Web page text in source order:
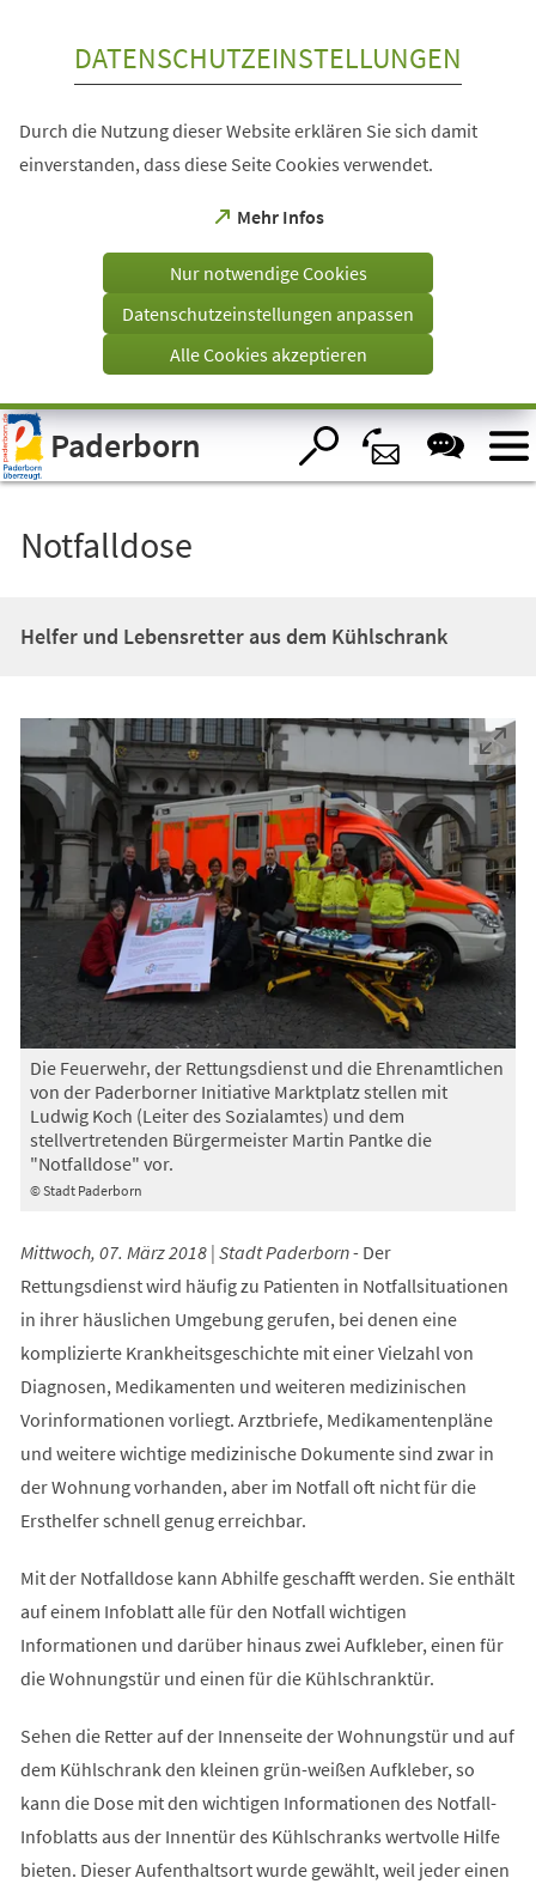
Visuelle
Assistenzsoftware
öffnen.
DATENSCHUTZEINSTELLUNGEN
Durch die Nutzung dieser Website erklären Sie sich damit
einverstanden, dass diese Seite Cookies verwendet.
Mehr Infos
(Öffnet
einem
Tab)
Nur notwendige Cookies
Datenschutzeinstellungen anpassen
Alle Cookies akzeptieren
Paderborn
Notfalldose
Helfer und Lebensretter aus dem Kühlschrank
© Stadt Paderborn
Die Feuerwehr, der Rettungsdienst und die Ehrenamtlichen
von der Paderborner Initiative Marktplatz stellen mit
Ludwig Koch (Leiter des Sozialamtes) und dem
stellvertretenden Bürgermeister Martin Pantke die
"Notfalldose" vor.
Mittwoch, 07. März 2018 | Stadt Paderborn - Der
Rettungsdienst wird häufig zu Patienten in Notfallsituationen
in ihrer häuslichen Umgebung gerufen, bei denen eine
komplizierte Krankheitsgeschichte mit einer Vielzahl von
Diagnosen, Medikamenten und weiteren medizinischen
Vorinformationen vorliegt. Arztbriefe, Medikamentenpläne
und weitere wichtige medizinische Dokumente sind zwar in
der Wohnung vorhanden, aber im Notfall oft nicht für die
Ersthelfer schnell genug erreichbar.
Mit der Notfalldose kann Abhilfe geschafft werden. Sie enthält
auf einem Infoblatt alle für den Notfall wichtigen
Informationen und darüber hinaus zwei Aufkleber, einen für
die Wohnungstür und einen für die Kühlschranktür.
Sehen die Retter auf der Innenseite der Wohnungstür und auf
dem Kühlschrank den kleinen grün-weißen Aufkleber, so
kann die Dose mit den wichtigen Informationen des Notfall-
Infoblatts aus der Innentür des Kühlschranks wertvolle Hilfe
bieten. Dieser Aufenthaltsort wurde gewählt, weil jeder einen